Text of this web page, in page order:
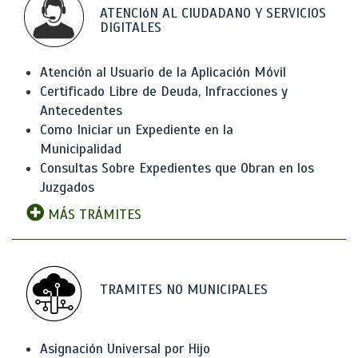
ATENCIóN AL CIUDADANO Y SERVICIOS
DIGITALES
Atención al Usuario de la Aplicación Móvil
Certificado Libre de Deuda, Infracciones y
Antecedentes
Como Iniciar un Expediente en la
Municipalidad
Consultas Sobre Expedientes que Obran en los
Juzgados
MÁS TRÁMITES
TRAMITES NO MUNICIPALES
Asignación Universal por Hijo